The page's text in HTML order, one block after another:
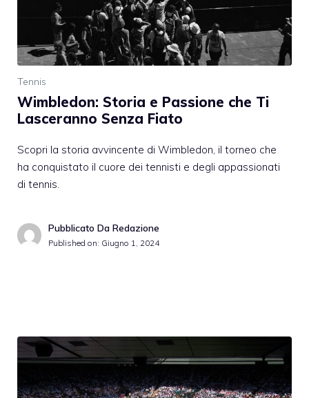
Tennis
Wimbledon: Storia e Passione che Ti
Lasceranno Senza Fiato
Scopri la storia avvincente di Wimbledon, il torneo che
ha conquistato il cuore dei tennisti e degli appassionati
di tennis.
Pubblicato Da Redazione
Published on: Giugno 1, 2024